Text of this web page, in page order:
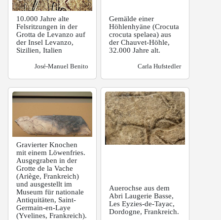
10.000 Jahre alte
Felsritzungen in der
Grotta de Levanzo auf
der Insel Levanzo,
Sizilien, Italien
José-Manuel Benito
Gemälde einer
Höhlenhyäne (Crocuta
crocuta spelaea) aus
der Chauvet-Höhle,
32.000 Jahre alt.
Carla Hufstedler
Gravierter Knochen
mit einem Löwenfries.
Ausgegraben in der
Grotte de la Vache
(Ariège, Frankreich)
und ausgestellt im
Museum für nationale
Antiquitäten, Saint-
Germain-en-Laye
(Yvelines, Frankreich).
Auerochse aus dem
Abri Laugerie Basse,
Les Eyzies-de-Tayac,
Dordogne, Frankreich.